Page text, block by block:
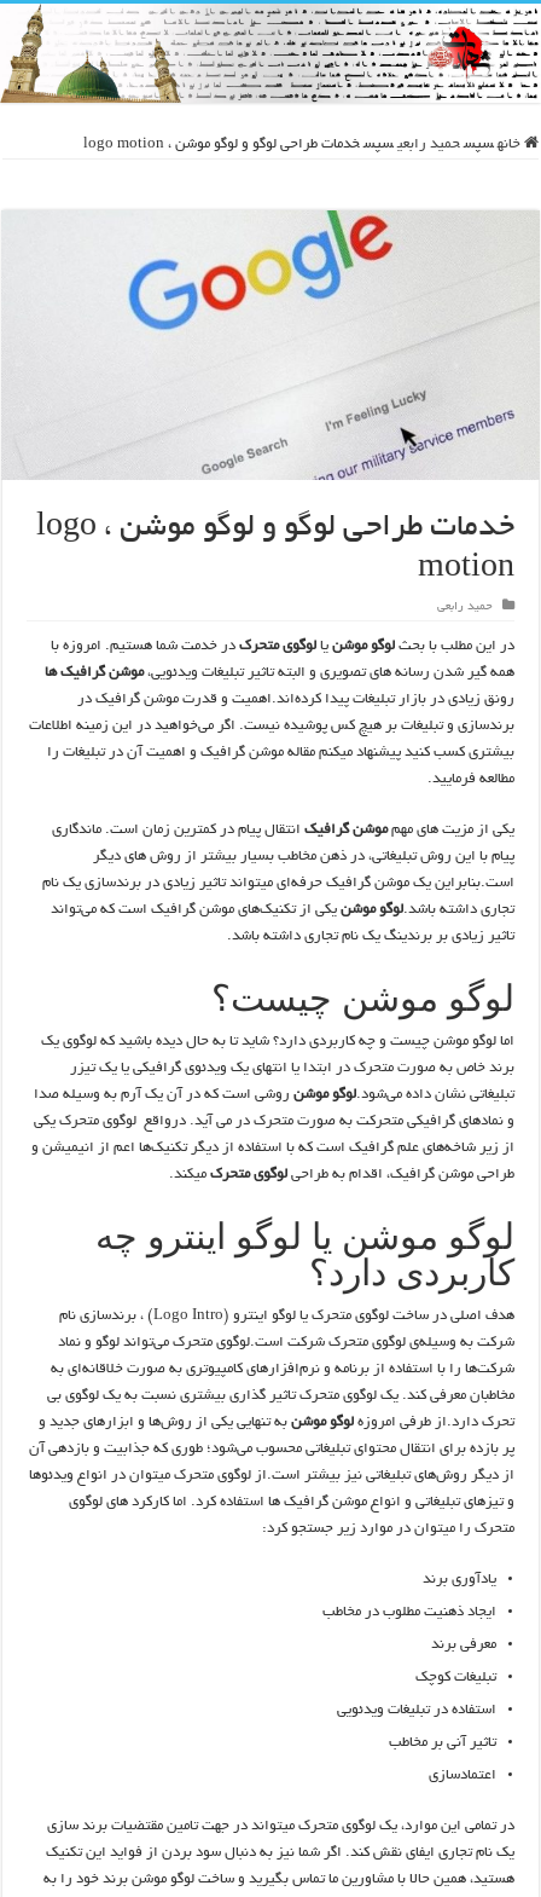
خانه سپس حمید رابعی سپس خدمات طراحی لوگو و لوگو موشن ، logo motion
خدمات طراحی لوگو و لوگو موشن ، logo
motion
حمید رابعی
در این مطلب با بحثلوگو موشن یالوگوی متحرک در خدمت شما هستیم. امروزه با
همه گیر شدن رسانه های تصویری و البته تاثیر تبلیغات ویدئویی،موشن گرافیک ها
رونق زیادی در بازار تبلیغات پیدا کرده‌اند.اهمیت و قدرت موشن گرافیک در
برندسازی و تبلیغات بر هیچ کس پوشیده نیست. اگر می‌خواهید در این زمینه اطلاعات
بیشتری کسب کنید پیشنهاد میکنم مقاله موشن گرافیک و اهمیت آن در تبلیغات را
مطالعه فرمایید.
یکی از مزیت های مهمموشن گرافیک انتقال پیام در کمترین زمان است. ماندگاری
پیام با این روش تبلیغاتی، در ذهن مخاطب بسیار بیشتر از روش های دیگر
است.بنابراین یک موشن گرافیک حرفه‌ای میتواند تاثیر زیادی در برندسازی یک نام
تجاری داشته باشد.لوگو موشن یکی از تکنیک‌های موشن گرافیک است که می‌تواند
تاثیر زیادی بر برندینگ یک نام تجاری داشته باشد.
لوگو موشن چیست؟
اما لوگو موشن چیست و چه کاربردی دارد؟ شاید تا به حال دیده باشید که لوگوی یک
برند خاص به صورت متحرک در ابتدا یا انتهای یک ویدئوی گرافیکی یا یک تیزر
تبلیغاتی نشان داده می‌شود.لوگو موشن روشی است که در آن یک آرم به وسیله صدا
و نمادهای گرافیکی متحرکت به صورت متحرک در می آید. درواقع لوگوی متحرک یکی
از زیر شاخه‌های علم گرافیک است که با استفاده از دیگر تکنیک‌ها اعم از انیمیشن و
طراحی موشن گرافیک، اقدام به طراحیلوگوی متحرکمیکند.
لوگو موشن یا لوگو اینترو چه
کاربردی دارد؟
هدف اصلی در ساخت لوگوی متحرک یا لوگو اینترو (Logo Intro) ، برندسازی نام
شرکت به وسیله‌ی لوگوی متحرک شرکت است.لوگوی متحرک می‌تواند لوگو و نماد
شرکت‌ها را با استفاده از برنامه و نرم‌افزارهای کامپیوتری به‌ صورت خلاقانه‌ای به
مخاطبان معرفی کند. یک لوگوی متحرک تاثیر گذاری بیشتری نسبت به یک لوگوی بی
تحرک دارد.از طرفی امروزهلوگو موشن به تنهایی یکی از روش‌ها و ابزارهای جدید و
پر بازده برای انتقال محتوای تبلیغاتی محسوب می‌شود؛ طوری که جذابیت و بازدهی آن
از دیگر روش‌های تبلیغاتی نیز بیشتر است.از لوگوی متحرک میتوان در انواع ویدئوها
و تیزهای تبلیغاتی و انواع موشن گرافیک ها استفاده کرد. اما کارکرد های لوگوی
متحرک را میتوان در موارد زیر جستجو کرد:
یادآوری برند
ایجاد ذهنیت مطلوب در مخاطب
معرفی برند
تبلیغات کوچک
استفاده در تبلیغات ویدئویی
تاثیر آنی بر مخاطب
اعتمادسازی
در تمامی این موارد، یک لوگوی متحرک میتواند در جهت تامین مقتضیات برند سازی
یک نام تجاری ایفای نقش کند. اگر شما نیز به دنبال سود بردن از فواید این تکنیک
هستید، همین حالا با مشاورین ما تماس بگیرید و ساخت لوگو موشن برند خود را به